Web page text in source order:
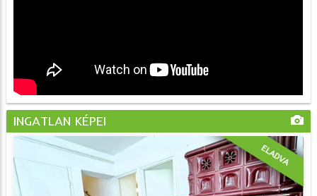
INGATLAN KÉPEI
ELADVA